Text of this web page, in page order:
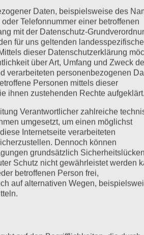
Vortrag Heilpraktikerschule
Homöopathie bei Erkältungen
Daten, beispielsweise des
Telefonnummer einer betroffenen
mit der Datenschutz-
für uns geltenden
dieser Datenschutzerklärung
über Art, Umfang und Zweck
verarbeiteten personenbezogenen
Personen mittels dieser
ihnen zustehenden Rechte aufgeklärt.
Verantwortlicher zahlreiche
umgesetzt, um einen möglichst
Internetseite verarbeiteten
Dennoch können
grundsätzlich Sicherheitslücken
Schutz nicht gewährleistet werden
betroffenen Person frei,
auf alternativen Wegen,